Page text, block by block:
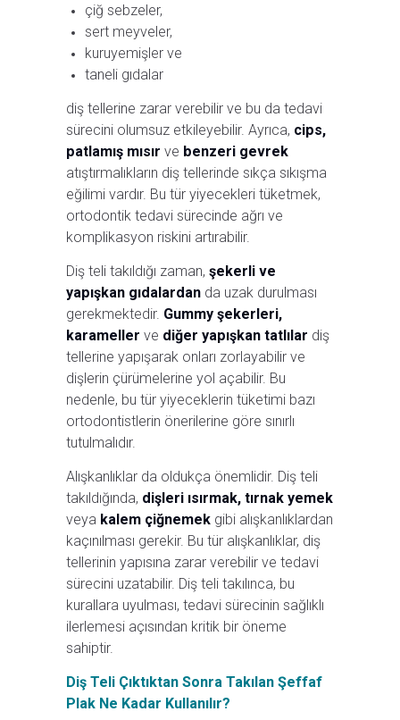
çiğ sebzeler,
sert meyveler,
kuruyemişler ve
taneli gıdalar
diş tellerine zarar verebilir ve bu da tedavi
sürecini olumsuz etkileyebilir. Ayrıca, cips,
patlamış mısır ve benzeri gevrek
atıştırmalıkların diş tellerinde sıkça sıkışma
eğilimi vardır. Bu tür yiyecekleri tüketmek,
ortodontik tedavi sürecinde ağrı ve
komplikasyon riskini artırabilir.
Diş teli takıldığı zaman, şekerli ve
yapışkan gıdalardan da uzak durulması
gerekmektedir. Gummy şekerleri,
karameller ve diğer yapışkan tatlılar diş
tellerine yapışarak onları zorlayabilir ve
dişlerin çürümelerine yol açabilir. Bu
nedenle, bu tür yiyeceklerin tüketimi bazı
ortodontistlerin önerilerine göre sınırlı
tutulmalıdır.
Alışkanlıklar da oldukça önemlidir. Diş teli
takıldığında, dişleri ısırmak, tırnak yemek
veya kalem çiğnemek gibi alışkanlıklardan
kaçınılması gerekir. Bu tür alışkanlıklar, diş
tellerinin yapısına zarar verebilir ve tedavi
sürecini uzatabilir. Diş teli takılınca, bu
kurallara uyulması, tedavi sürecinin sağlıklı
ilerlemesi açısından kritik bir öneme
sahiptir.
Diş Teli Çıktıktan Sonra Takılan Şeffaf
Plak Ne Kadar Kullanılır?